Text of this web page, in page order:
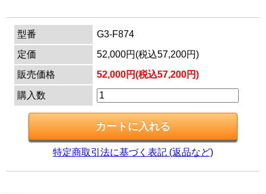
型番
G3-F874
定価
52,000円(税込57,200円)
販売価格
52,000円(税込57,200円)
購入数
特定商取引法に基づく表記 (返品など)